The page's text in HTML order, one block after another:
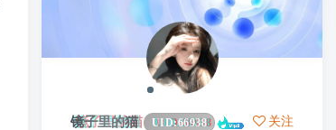
镜子里的猫 UID:66938 关注